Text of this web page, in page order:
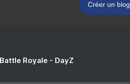
Créer un blog
Royale - DayZ